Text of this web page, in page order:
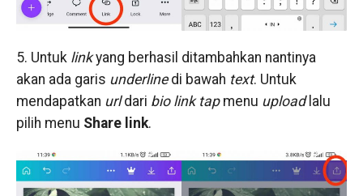
5. Untuk linkyang berhasil ditambahkan nantinya
akan ada garis underlinedi bawah text. Untuk
mendapatkan urldari bio link tapmenu uploadlalu
pilih menu Share link.